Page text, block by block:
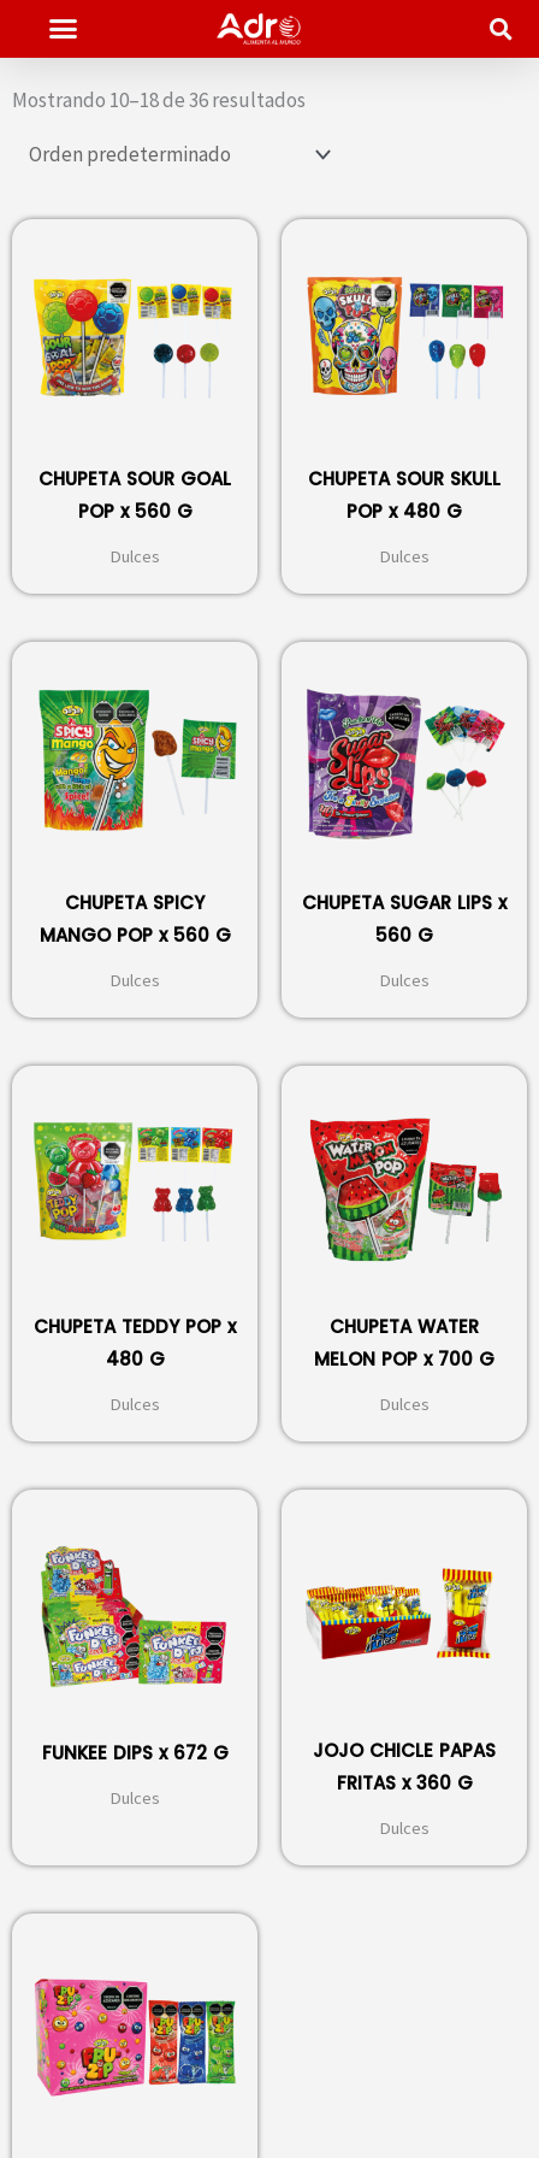
al
contenido
Mostrando 10–18 de 36 resultados
CHUPETA SOUR GOAL
POP x 560 G
Dulces
CHUPETA SOUR SKULL
POP x 480 G
Dulces
CHUPETA SPICY
MANGO POP x 560 G
Dulces
CHUPETA SUGAR LIPS x
560 G
Dulces
CHUPETA TEDDY POP x
480 G
Dulces
CHUPETA WATER
MELON POP x 700 G
Dulces
FUNKEE DIPS x 672 G
Dulces
JOJO CHICLE PAPAS
FRITAS x 360 G
Dulces